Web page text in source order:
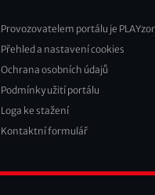
Footer
2
Provozovatelem portálu je
Přehled a nastavení cookies
Ochrana osobních údajů
Podmínky užití portálu
Loga ke stažení
Kontaktní formulář